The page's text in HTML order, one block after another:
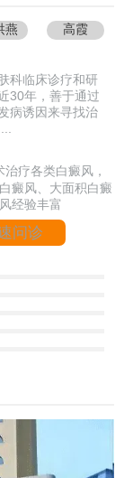
燕 高霞
科临床诊疗和研
30年，善于通过
病诱因来寻找治
治疗各类白癜风，
癜风、大面积白癜
经验丰富
问诊